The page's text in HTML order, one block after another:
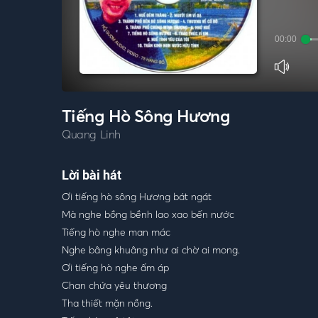
00:00
Tiếng Hò Sông Hương
Quang Linh
Lời bài hát
Ơi tiếng hò sông Hương bát ngát
Mà nghe bồng bềnh lao xao bến nước
Tiếng hò nghe man mác
Nghe bâng khuâng như ai chờ ai mong.
Ơi tiếng hò nghe ấm áp
Chan chứa yêu thương
Tha thiết mặn nồng.